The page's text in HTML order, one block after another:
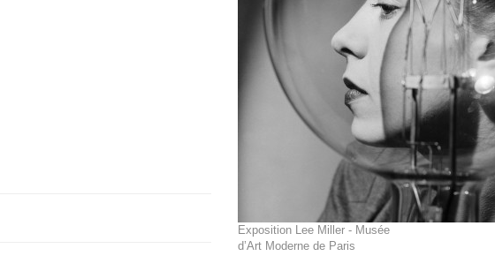
Exposition Lee Miller - Musée
d’Art Moderne de Paris